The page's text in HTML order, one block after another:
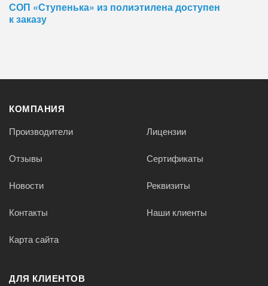
СОП «Ступенька» из полиэтилена доступен
к заказу
КОМПАНИЯ
Производители Лицензии
Отзывы Сертификаты
Новости Реквизиты
Контакты Наши клиенты
Карта сайта
ДЛЯ КЛИЕНТОВ